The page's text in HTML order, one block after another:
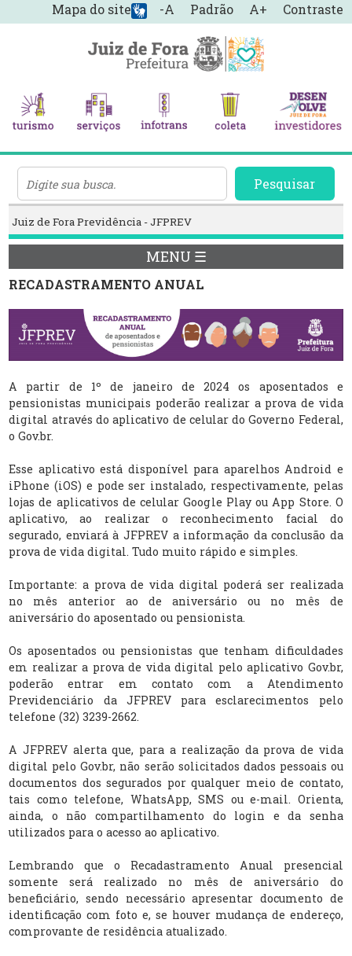
-A Padrão A+ Contraste
Mapa do site
Pesquisar
Juiz de Fora Previdência - JFPREV
MENU ☰
RECADASTRAMENTO ANUAL
A partir de 1º de janeiro de 2024 os aposentados e
pensionistas municipais poderão realizar a prova de vida
digital através do aplicativo de celular do Governo Federal,
o Gov.br.
Esse aplicativo está disponível para aparelhos Android e
iPhone (iOS) e pode ser instalado, respectivamente, pelas
lojas de aplicativos de celular Google Play ou App Store. O
aplicativo, ao realizar o reconhecimento facial do
segurado, enviará à JFPREV a informação da conclusão da
prova de vida digital. Tudo muito rápido e simples.
Importante: a prova de vida digital poderá ser realizada
no mês anterior ao de aniversário ou no mês de
aniversário do aposentado ou pensionista.
Os aposentados ou pensionistas que tenham dificuldades
em realizar a prova de vida digital pelo aplicativo Gov.br,
poderão entrar em contato com a Atendimento
Previdenciário da JFPREV para esclarecimentos pelo
telefone (32) 3239-2662.
A JFPREV alerta que, para a realização da prova de vida
digital pelo Gov.br, não serão solicitados dados pessoais ou
documentos dos segurados por qualquer meio de contato,
tais como telefone, WhatsApp, SMS ou e-mail. Orienta,
ainda, o não compartilhamento do login e da senha
utilizados para o acesso ao aplicativo.
Lembrando que o Recadastramento Anual presencial
somente será realizado no mês de aniversário do
beneficiário, sendo necessário apresentar documento de
identificação com foto e, se houver mudança de endereço,
comprovante de residência atualizado.